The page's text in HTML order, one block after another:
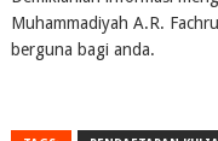
Muhammadiyah A.R.
berguna bagi anda.